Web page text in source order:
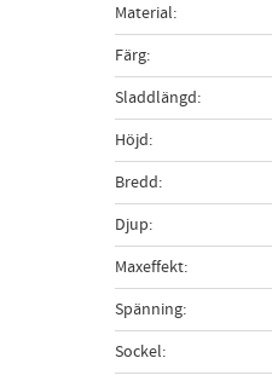
Material
Färg
Sladdlängd
Höjd
Bredd
Djup
Maxeffekt
Spänning
Sockel